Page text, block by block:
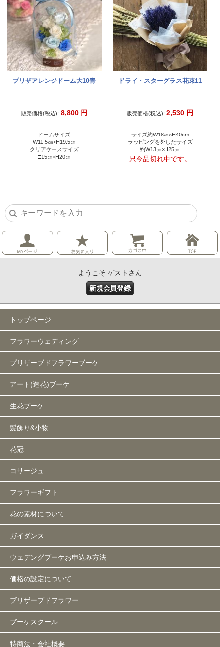
プリザアレンジドーム大10青
販売価格(税込): 8,800 円
ドームサイズ
W11.5㎝×H19.5㎝
クリアケースサイズ
□15㎝×H20㎝
ドライ・スターグラス花束11
販売価格(税込): 2,530 円
サイズ約W18㎝×H40cm
ラッピングを外したサイズ
約W13㎝×H25㎝
只今品切れ中です。
ようこそ ゲストさん
新規会員登録
トップページ
フラワーウェディング
プリザーブドフラワーブーケ
アート(造花)ブーケ
生花ブーケ
髪飾り&小物
花冠
コサージュ
フラワーギフト
花の素材について
ガイダンス
ウェデングブーケお申込み方法
価格の設定について
ブリザーブドフラワー
ブーケスクール
特商法・会社概要